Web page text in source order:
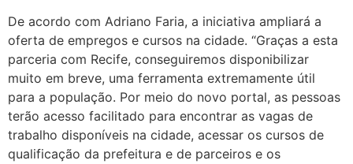
De acordo com Adriano Faria, a iniciativa ampliará a
oferta de empregos e cursos na cidade. “Graças a esta
parceria com Recife, conseguiremos disponibilizar
muito em breve, uma ferramenta extremamente útil
para a população. Por meio do novo portal, as pessoas
terão acesso facilitado para encontrar as vagas de
trabalho disponíveis na cidade, acessar os cursos de
qualificação da prefeitura e de parceiros e os